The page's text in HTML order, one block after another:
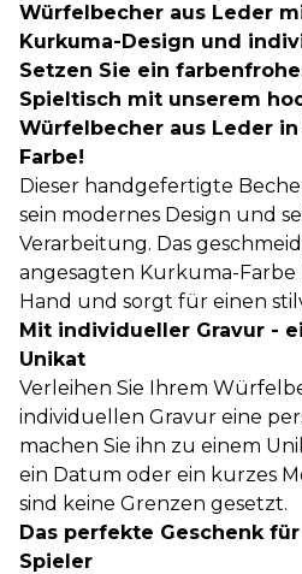
Würfelbecher aus Leder
Kurkuma-Design und
Setzen Sie ein
Spieltisch mit unserem
Würfelbecher aus Leder
Farbe!
Dieser handgefertigte
sein modernes Design und
Verarbeitung. Das
angesagten Kurkuma-
Hand und sorgt für einen
Mit individueller Gravur -
Unikat
Verleihen Sie Ihrem
individuellen Gravur eine
machen Sie ihn zu einem
ein Datum oder ein kurzes
sind keine Grenzen gesetzt.
Das perfekte Geschenk
Spieler